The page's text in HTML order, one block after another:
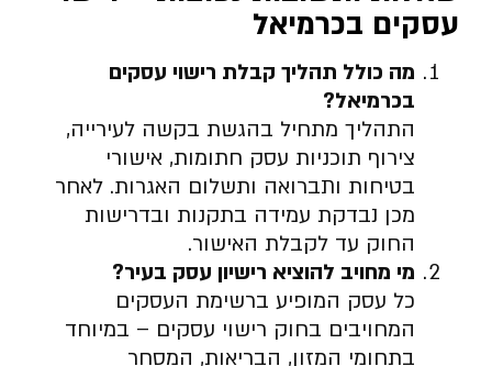
עסקים בכרמיאל
מה כולל תהליך קבלת רישוי עסקים
בכרמיאל?
התהליך מתחיל בהגשת בקשה לעירייה,
צירוף תוכניות עסק חתומות, אישורי
בטיחות ותברואה ותשלום האגרות. לאחר
מכן נבדקת עמידה בתקנות ובדרישות
החוק עד לקבלת האישור.
מי מחויב להוציא רישיון עסק בעיר?
כל עסק המופיע ברשימת העסקים
המחויבים בחוק רישוי עסקים – במיוחד
בתחומי המזון, הבריאות, המסחר